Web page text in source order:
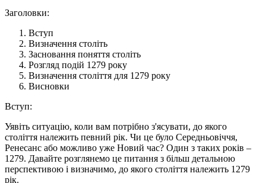
Заголовки:
Вступ
Визначення століть
Засновання поняття століть
Розгляд подій 1279 року
Визначення століття для 1279 року
Висновки
Вступ:
Уявіть ситуацію, коли вам потрібно з'ясувати, до якого
століття належить певний рік. Чи це було Середньовіччя,
Ренесанс або можливо уже Новий час? Один з таких років –
1279. Давайте розглянемо це питання з більш детальною
перспективою і визначимо, до якого століття належить 1279
рік.